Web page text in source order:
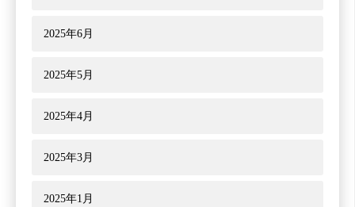
2025年6月
2025年5月
2025年4月
2025年3月
2025年1月